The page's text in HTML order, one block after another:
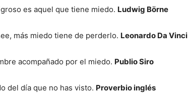
es aquel que tiene miedo. Ludwig Börne
más miedo tiene de perderlo. Leonardo Da Vinci
acompañado por el miedo. Publio Siro
del día que no has visto. Proverbio inglés